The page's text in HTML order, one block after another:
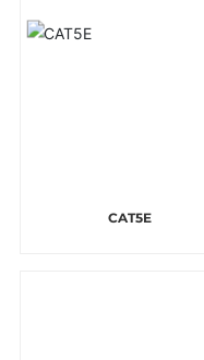
CAT5E